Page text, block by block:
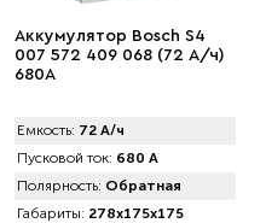
Аккумулятор Bosch S4
007 572 409 068 (72 А/ч)
680A
Емкость: 72 А/ч
Пусковой ток: 680 А
Полярность: Обратная
Габариты: 278x175x175